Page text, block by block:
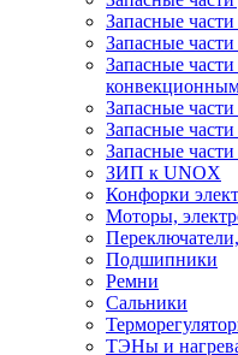
Запасные
Запасные
Запасные
Запасные
Запасные
Запасные
ЗИП к UNOX
Конфорки
Моторы,
Подшипники
Ремни
Сальники
ТЭНы и